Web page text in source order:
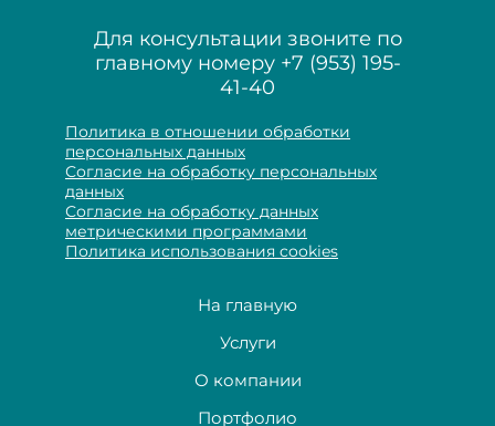
Для консультации звоните по
главному номеру +7 (953) 195-
41-40
Политика в отношении обработки
персональных данных
Согласие на обработку персональных
данных
Согласие на обработку данных
метрическими программами
Политика использования cookies
На главную
Услуги
О компании
Портфолио